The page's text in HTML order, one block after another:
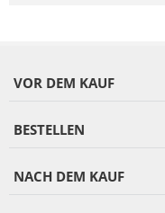
VOR DEM KAUF
BESTELLEN
NACH DEM KAUF